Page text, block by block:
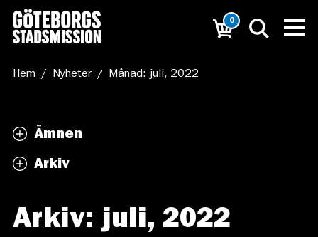
0
Hem / Nyheter / Månad: juli, 2022
Ämnen
Arkiv
Arkiv: juli, 2022